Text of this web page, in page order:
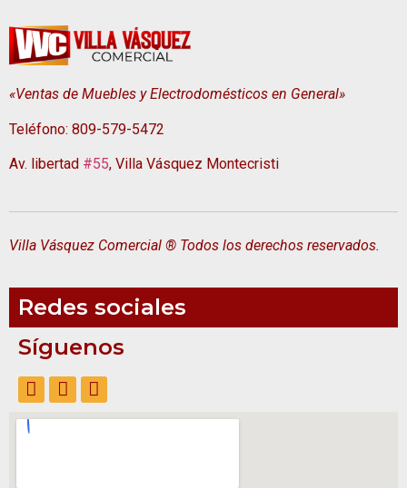
«Ventas de Muebles y Electrodomésticos en General»
Teléfono: 809-579-5472
Av. libertad #55, Villa Vásquez Montecristi
Villa Vásquez Comercial ® Todos los derechos reservados.
Redes sociales
Síguenos